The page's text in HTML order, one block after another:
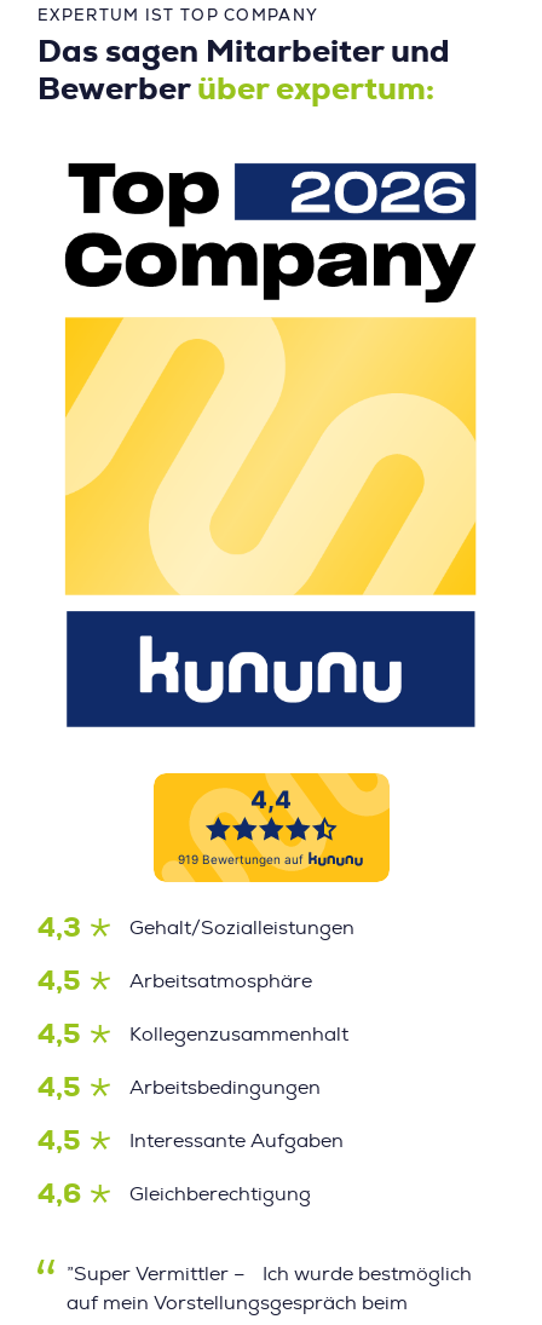
EXPERTUM IST TOP COMPANY
Das sagen Mitarbeiter und
Bewerber über expertum:
4,3 Gehalt/Sozialleistungen
4,5 Arbeitsatmosphäre
4,5 Kollegenzusammenhalt
4,5 Arbeitsbedingungen
4,5 Interessante Aufgaben
4,6 Gleichberechtigung
”Super Vermittler – Ich wurde bestmöglich
auf mein Vorstellungsgespräch beim